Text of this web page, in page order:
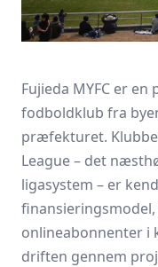
Fujieda MYFC er
fodboldklub fra
præfekturet.
League – det
ligasystem – er
onlineabonnenter i
driften gennem